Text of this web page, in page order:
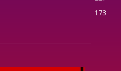
173